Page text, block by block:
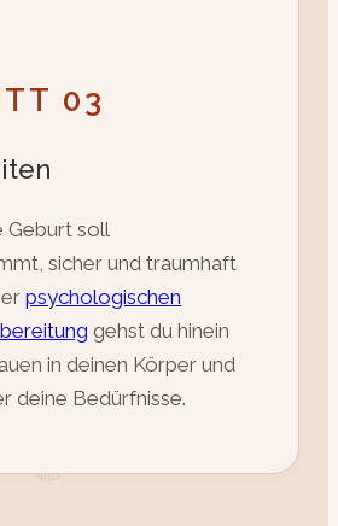
03
Geburt soll
sicher und traumhaft
psychologischen
gehst du hinein
in deinen Körper und
deine Bedürfnisse.